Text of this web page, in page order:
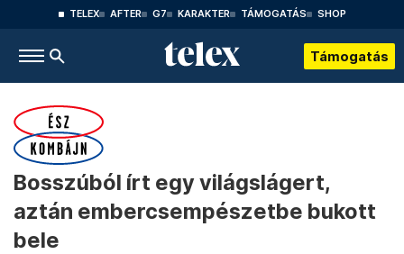
TELEX AFTER G7 KARAKTER TÁMOGATÁS SHOP
Támogatás
Bosszúból írt egy világslágert,
aztán embercsempészetbe bukott
bele